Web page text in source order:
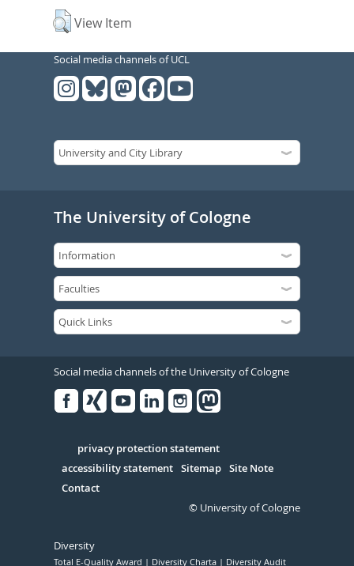
View Item
Social media channels of UCL
The University of Cologne
Social media channels of the University of Cologne
Serivce
privacy protection statement
accessibility statement Sitemap Site Note
Contact
© University of Cologne
Diversity
Total E-Quality Award Diversity Charta Diversity Audit